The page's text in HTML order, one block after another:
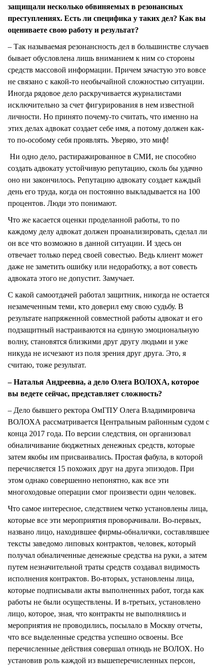
защищали несколько обвиняемых в резонансных
преступлениях. Есть ли специфика у таких дел? Как вы
оцениваете свою работу и результат?
– Так называемая резонансность дел в большинстве случаев
бывает обусловлена лишь вниманием к ним со стороны
средств массовой информации. Причем зачастую это вовсе
не связано с какой-то необычайной сложностью ситуации.
Иногда рядовое дело раскручивается журналистами
исключительно за счет фигурирования в нем известной
личности. Но принято почему-то считать, что именно на
этих делах адвокат создает себе имя, а потому должен как-
то по-особому себя проявлять. Уверяю, это миф!
Ни одно дело, растиражированное в СМИ, не способно
создать адвокату устойчивую репутацию, сколь бы удачно
оно ни закончилось. Репутацию адвокату создает каждый
день его труда, когда он постоянно выкладывается на 100
процентов. Люди это понимают.
Что же касается оценки проделанной работы, то по
каждому делу адвокат должен проанализировать, сделал ли
он все что возможно в данной ситуации. И здесь он
отвечает только перед своей совестью. Ведь клиент может
даже не заметить ошибку или недоработку, а вот совесть
адвоката этого не допустит. Замучает.
С какой самоотдачей работал защитник, никогда не остается
незамеченным теми, кто доверил ему свою судьбу. В
результате напряженной совместной работы адвокат и его
подзащитный настраиваются на единую эмоциональную
волну, становятся близкими друг другу людьми и уже
никуда не исчезают из поля зрения друг друга. Это, я
считаю, тоже результат.
– Наталья Андреевна, а дело Олега ВОЛОХА, которое
вы ведете сейчас, представляет сложность?
– Дело бывшего ректора ОмГПУ Олега Владимировича
ВОЛОХА рассматривается Центральным районным судом с
конца 2017 года. По версии следствия, он организовал
обналичивание бюджетных денежных средств, которые
затем якобы им присваивались. Простая фабула, в которой
перечисляется 15 похожих друг на друга эпизодов. При
этом однако совершенно непонятно, как все эти
многоходовые операции смог произвести один человек.
Что самое интересное, следствием четко установлены лица,
которые все эти мероприятия проворачивали. Во-первых,
названо лицо, находившее фирмы-обналички, составлявшее
тексты заведомо липовых контрактов, человек, который
получал обналиченные денежные средства на руки, а затем
путем незначительной траты средств создавал видимость
исполнения контрактов. Во-вторых, установлены лица,
которые подписывали акты выполненных работ, тогда как
работы не были осуществлены. И в-третьих, установлено
лицо, которое, зная, что контракты не выполнялись и
мероприятия не проводились, посылало в Москву отчеты,
что все выделенные средства успешно освоены. Все
перечисленные действия совершал отнюдь не ВОЛОХ. Но
установив роль каждой из вышеперечисленных персон,